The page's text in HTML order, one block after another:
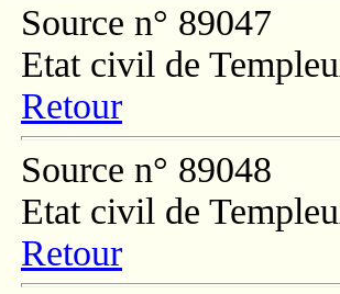
Source n° 89047
Etat civil de
Retour
Source n° 89048
Etat civil de
Retour